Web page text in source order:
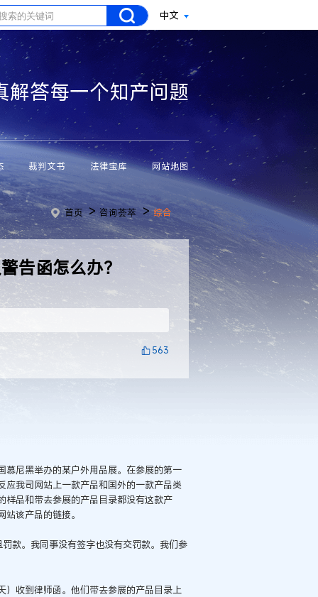
中文
解答每一个知产问题
裁判文书 法律宝库 网站地图
首页 >咨询荟萃 >综合
告函怎么办？
563
慕尼黑举办的某户外用品展。在参展的第一
我司网站上一款产品和国外的一款产品类
品和带去参展的产品目录都没有这款产
该产品的链接。
款。我同事没有签字也没有交罚款。我们参
）收到律师函。他们带去参展的产品目录上